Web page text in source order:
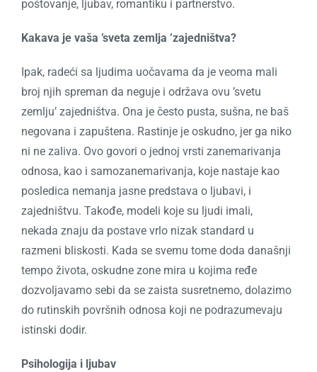
poštovanje, ljubav, romantiku i partnerstvo.
Kakava je vaša ’sveta zemlja ’zajedništva?
Ipak, radeći sa ljudima uočavama da je veoma mali
broj njih spreman da neguje i održava ovu ’svetu
zemlju’ zajedništva. Ona je često pusta, sušna, ne baš
negovana i zapuštena. Rastinje je oskudno, jer ga niko
ni ne zaliva. Ovo govori o jednoj vrsti zanemarivanja
odnosa, kao i samozanemarivanja, koje nastaje kao
posledica nemanja jasne predstava o ljubavi, i
zajedništvu. Takođe, modeli koje su ljudi imali,
nekada znaju da postave vrlo nizak standard u
razmeni bliskosti. Kada se svemu tome doda današnji
tempo života, oskudne zone mira u kojima ređe
dozvoljavamo sebi da se zaista susretnemo, dolazimo
do rutinskih površnih odnosa koji ne podrazumevaju
istinski dodir.
Psihologija i ljubav